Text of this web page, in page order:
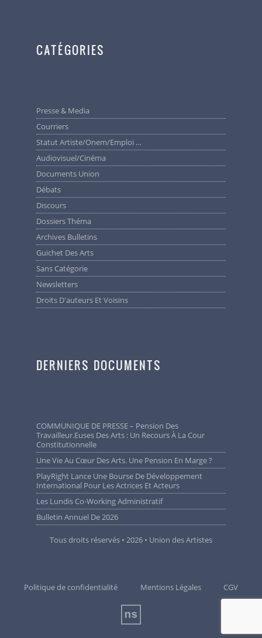
CATÉGORIES
Presse & Media
Courriers
Statut Artiste/Onem/Emploi …
Audiovisuel/cinéma
Documents Union
Débats
Discours
Dossiers Théma
Archives Bulletins
Guichet Des Arts
Sans Catégorie
Newsletters
Droits D'auteurs Et Voisins
DERNIERS DOCUMENTS
COMMUNIQUE DE PRESSE – Pension Des
Travailleur.euses Des Arts : Un Recours À La Cour
Constitutionnelle
Une Vie Au Cœur Des Arts. Une Pension En Marge ?
PlayRight Lance Une Bourse De Développement
International Pour Les Actrices Et Acteurs
Les Lundis Co-Working Administratif
Bulletin Annuel De 2026
Tous droits réservés • 2026 • Union des Artistes
Politique de confidentialité Mentions Légales CGV